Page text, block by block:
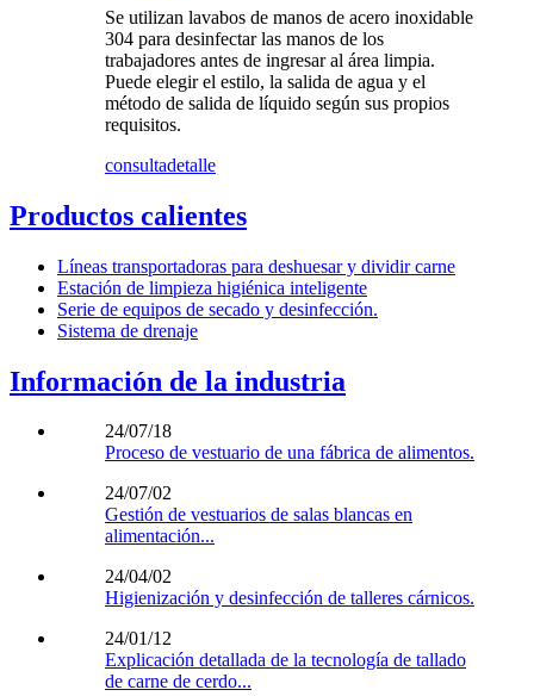
Se utilizan lavabos de manos de acero inoxidable
304 para desinfectar las manos de los
trabajadores antes de ingresar al área limpia.
Puede elegir el estilo, la salida de agua y el
método de salida de líquido según sus propios
requisitos.
consultadetalle
Productos calientes
Líneas transportadoras para deshuesar y dividir carne
Estación de limpieza higiénica inteligente
Serie de equipos de secado y desinfección.
Sistema de drenaje
Información de la industria
24/07/18
Proceso de vestuario de una fábrica de alimentos.
24/07/02
Gestión de vestuarios de salas blancas en
alimentación...
24/04/02
Higienización y desinfección de talleres cárnicos.
24/01/12
Explicación detallada de la tecnología de tallado
de carne de cerdo...